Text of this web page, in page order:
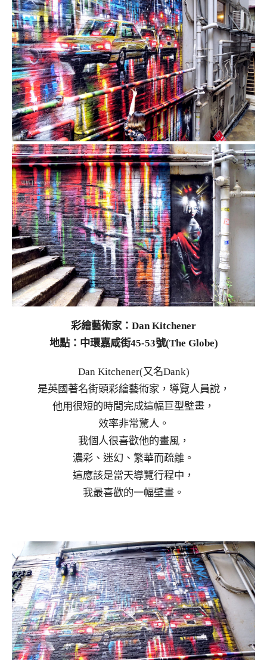
彩繪藝術家：Dan Kitchener
地點：中環嘉咸街45-53號(The Globe)
Dan Kitchener(又名Dank)
是英國著名街頭彩繪藝術家，導覽人員說，
他用很短的時間完成這幅巨型壁畫，
效率非常驚人。
我個人很喜歡他的畫風，
濃彩、迷幻、繁華而疏離。
這應該是當天導覽行程中，
我最喜歡的一幅壁畫。